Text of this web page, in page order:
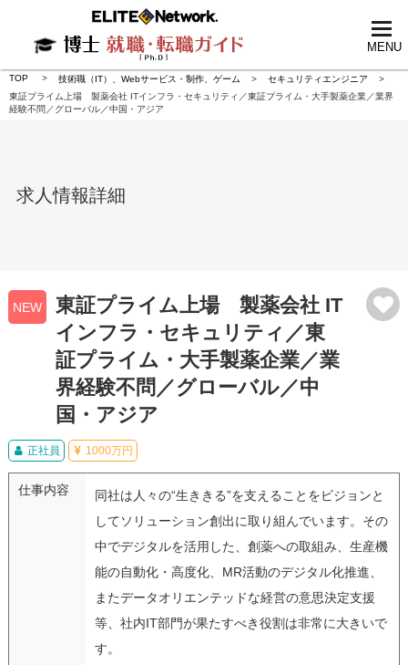
MENU
TOP 技術職（IT）、Webサービス・制作、ゲーム
セキュリティエンジニア
東証プライム上場 製薬会社 ITインフラ・セキュリティ／東証プライム・大手製薬企業／業界
経験不問／グローバル／中国・アジア
求人情報詳細
NEW
東証プライム上場 製薬会社 IT
インフラ・セキュリティ／東
証プライム・大手製薬企業／業
界経験不問／グローバル／中
国・アジア
正社員 1000万円
仕事内容
同社は人々の“生ききる”を支えることをビジョンと
してソリューション創出に取り組んでいます。その
中でデジタルを活用した、創薬への取組み、生産機
能の自動化・高度化、MR活動のデジタル化推進、
またデータオリエンテッドな経営の意思決定支援
等、社内IT部門が果たすべき役割は非常に大きいで
す。